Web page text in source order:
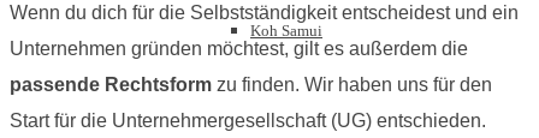
Koh Samui
Wenn du dich für die Selbstständigkeit entscheidest und ein
Unternehmen gründen möchtest, gilt es außerdem die
passende Rechtsform zu finden. Wir haben uns für den
Start für die Unternehmergesellschaft (UG) entschieden.